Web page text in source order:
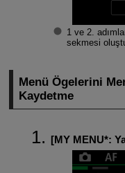
1 ve 2.
sekmesi
Menü Ögelerini
Kaydetme
[MY MENU*: